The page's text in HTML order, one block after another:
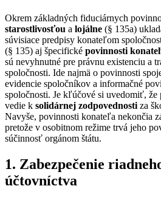
Okrem základných fiduciárnych
starostlivosťou a lojálne (§ 135a)
súvisiace predpisy konateľom
(§ 135) aj špecifické povinnosti
sú nevyhnutné pre právnu existenciu a
spoločnosti. Ide najmä o povinnosti
evidencie spoločníkov a informačné
spoločnosti. Je kľúčové si uvedomiť, že
vedie k solidárnej zodpovednosti za
Navyše, povinnosti konateľa nekončia
pretože v osobitnom režime trvá jeho
súčinnosť orgánom štátu.
1. Zabezpečenie
účtovníctva